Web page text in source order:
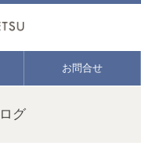
お問合せ
グ